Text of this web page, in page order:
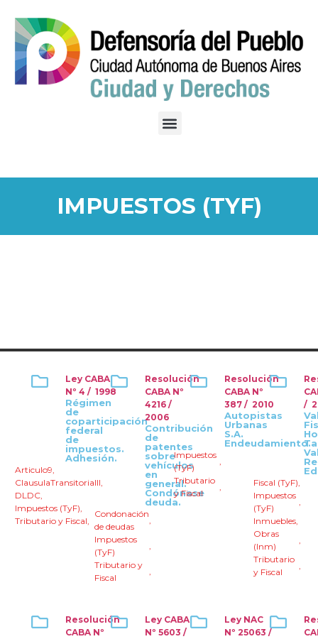
IMPUESTOS (TYF)
Ley CABA
Nº 4 / 1998
Régimen
de
coparticipación
federal
de
impuestos.
Adhesión.
Articulo9,
ClausulaTransitoriaIII,
DLDC,
Impuestos (TyF),
Tributario y Fiscal,
Resolución
CABA Nº
4216 /
2006
Contribución
de
patentes
sobre
vehículos
en
general.
Condónase
deuda.
Condonación
de deudas
,
Impuestos
(TyF)
,
Tributario y
Fiscal
,
Resolución
CABA Nº
387 / 2010
Autopistas
Urbanas
S.A.
Endeudamiento.
Impuestos
(TyF)
,
Tributario
y Fiscal
,
/
Fiscal (TyF),
Impuestos
(TyF)
,
Inmuebles,
Obras
(Inm)
,
Tributario
y Fiscal
,
Resolución
CABA Nº
Ley CABA
Nº 5603 /
Ley NAC
Nº 25063 /